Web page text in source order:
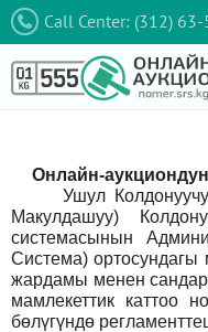
Call Center: (312)
Онлайн-
Ушул
Макулдашуу)
системасынын
Система) ортосундагы
жардамы менен
мамлекеттик каттоо
бөлүгүндө